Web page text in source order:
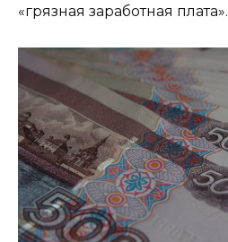
«грязная заработная плата».